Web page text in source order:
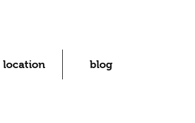
location blog